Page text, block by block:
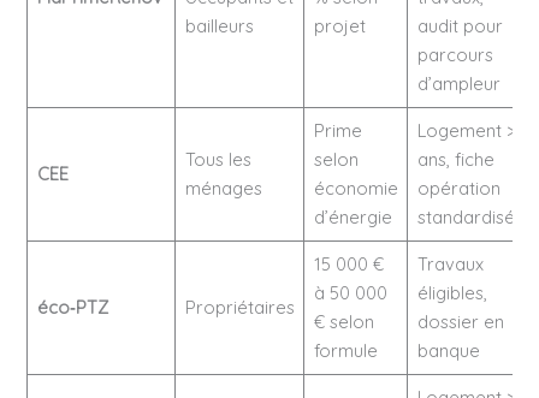
bailleurs
projet
audit pour
parcours
d’ampleur
CEE
Tous les
ménages
Prime
selon
économie
d’énergie
Logement >2
ans, fiche
opération
standardisée
éco‑PTZ Propriétaires
15 000 €
à 50 000
€ selon
formule
Travaux
éligibles,
dossier en
banque